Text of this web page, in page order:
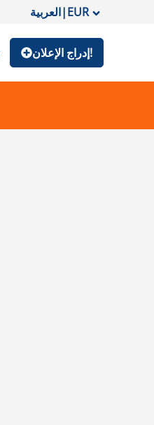
العربية|EUR
إدراج الإعلان!